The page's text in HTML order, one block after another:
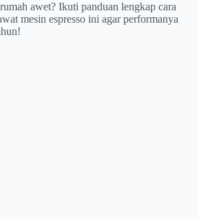
awet? Ikuti panduan lengkap cara
mesin espresso ini agar performanya